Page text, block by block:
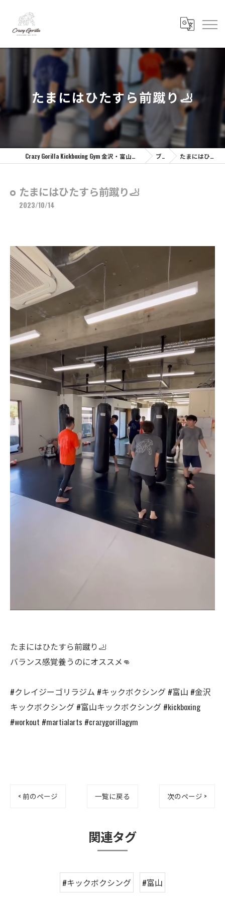
たまにはひたすら前蹴り🦶
Crazy Gorilla Kickboxing Gym 金沢・富山のキックボクシングジム | クレイジーゴリラジム ブログ たまにはひたすら前蹴り🦶
たまにはひたすら前蹴り🦶
2023/10/14
たまにはひたすら前蹴り🦶
バランス感覚養うのにオススメ👊
#クレイジーゴリラジム #キックボクシング #富山 #金沢
キックボクシング #富山キックボクシング #kickboxing
#workout #martialarts #crazygorillagym
< 前のページ 一覧に戻る 次のページ >
関連タグ
#キックボクシング #富山